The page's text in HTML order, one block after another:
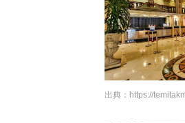
出典： https://